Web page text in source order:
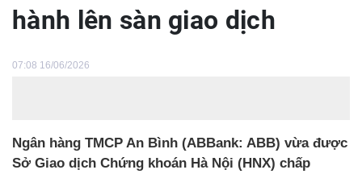
hành lên sàn giao dịch
07:08 16/06/2026
Ngân hàng TMCP An Bình (ABBank: ABB) vừa được
Sở Giao dịch Chứng khoán Hà Nội (HNX) chấp